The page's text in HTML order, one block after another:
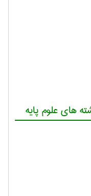
های علوم پایه